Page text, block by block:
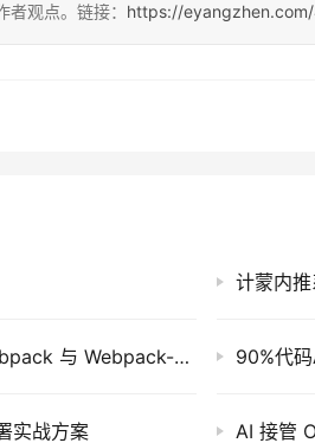
观点。链接： https://
计蒙内
webpack配置篇 – 深入理解 Webpack 与 Webpack-CLI 配置
实战方案